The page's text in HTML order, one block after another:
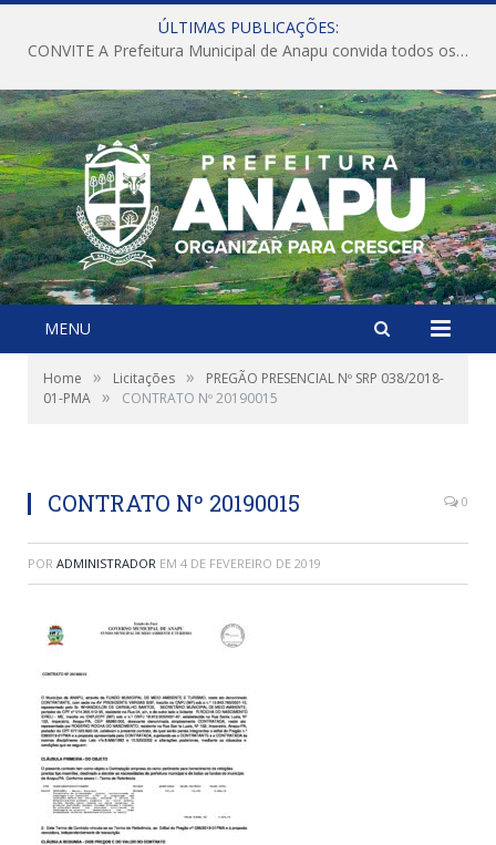
ÚLTIMAS PUBLICAÇÕES:
CONVITE A Prefeitura Municipal de Anapu convida todos os servidores públicos municipais para participarem da Audiência Pública de discussão da Lei de Diretrizes Orçamentárias (LDO), importante instrumento de planejamento das ações e investimentos da Administração Pública para o próximo exercício financeiro.
MENU
Home » Licitações »
PREGÃO PRESENCIAL Nº SRP 038/2018-
01-PMA » CONTRATO Nº 20190015
CONTRATO Nº 20190015 0
POR ADMINISTRADOR EM 4 DE FEVEREIRO DE 2019